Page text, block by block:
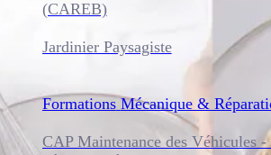
(CAREB)
Jardinier Paysagiste
Formations Mécanique &
CAP Maintenance des Véhicules